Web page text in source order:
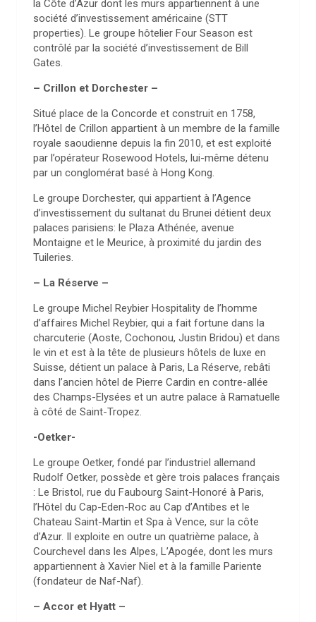
la Côte d’Azur dont les murs appartiennent à une
société d’investissement américaine (STT
properties). Le groupe hôtelier Four Season est
contrôlé par la société d’investissement de Bill
Gates.
– Crillon et Dorchester –
Situé place de la Concorde et construit en 1758,
l’Hôtel de Crillon appartient à un membre de la famille
royale saoudienne depuis la fin 2010, et est exploité
par l’opérateur Rosewood Hotels, lui-même détenu
par un conglomérat basé à Hong Kong.
Le groupe Dorchester, qui appartient à l’Agence
d’investissement du sultanat du Brunei détient deux
palaces parisiens: le Plaza Athénée, avenue
Montaigne et le Meurice, à proximité du jardin des
Tuileries.
– La Réserve –
Le groupe Michel Reybier Hospitality de l’homme
d’affaires Michel Reybier, qui a fait fortune dans la
charcuterie (Aoste, Cochonou, Justin Bridou) et dans
le vin et est à la tête de plusieurs hôtels de luxe en
Suisse, détient un palace à Paris, La Réserve, rebâti
dans l’ancien hôtel de Pierre Cardin en contre-allée
des Champs-Elysées et un autre palace à Ramatuelle
à côté de Saint-Tropez.
-Oetker-
Le groupe Oetker, fondé par l’industriel allemand
Rudolf Oetker, possède et gère trois palaces français
: Le Bristol, rue du Faubourg Saint-Honoré à Paris,
l’Hôtel du Cap-Eden-Roc au Cap d’Antibes et le
Chateau Saint-Martin et Spa à Vence, sur la côte
d’Azur. Il exploite en outre un quatrième palace, à
Courchevel dans les Alpes, L’Apogée, dont les murs
appartiennent à Xavier Niel et à la famille Pariente
(fondateur de Naf-Naf).
– Accor et Hyatt –